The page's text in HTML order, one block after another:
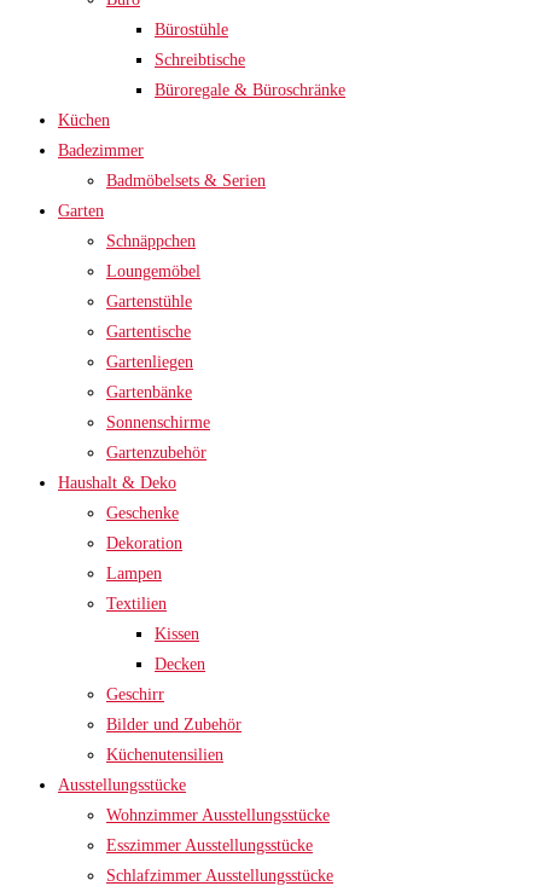
Bürostühle
Schreibtische
Büroregale & Büroschränke
Küchen
Badezimmer
Badmöbelsets & Serien
Garten
Schnäppchen
Loungemöbel
Gartenstühle
Gartentische
Gartenliegen
Gartenbänke
Sonnenschirme
Gartenzubehör
Haushalt & Deko
Geschenke
Dekoration
Lampen
Textilien
Kissen
Decken
Geschirr
Bilder und Zubehör
Küchenutensilien
Ausstellungsstücke
Wohnzimmer Ausstellungsstücke
Esszimmer Ausstellungsstücke
Schlafzimmer Ausstellungsstücke